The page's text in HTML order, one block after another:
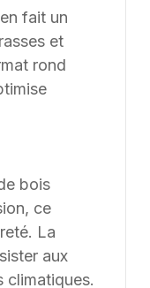
fait un
et
rond
bois
ce
La
aux
climatiques.